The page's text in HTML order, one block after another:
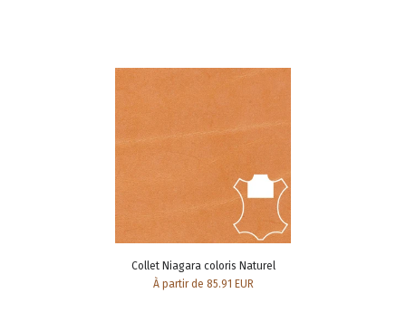
Collet Niagara coloris Naturel
À partir de 85.91 EUR